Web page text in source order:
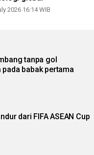
2026 16:14 WIB
tanpa gol
babak pertama
dari FIFA ASEAN Cup